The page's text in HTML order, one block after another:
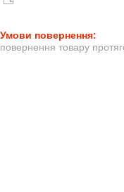
повернення товару